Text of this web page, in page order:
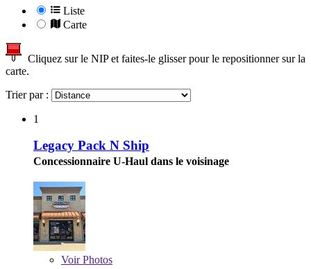
Liste
Carte
Cliquez sur le NIP et faites-le glisser pour le repositionner sur la
carte.
Trier par :
1
Legacy Pack N Ship
Concessionnaire U-Haul dans le voisinage
VoirPhotos